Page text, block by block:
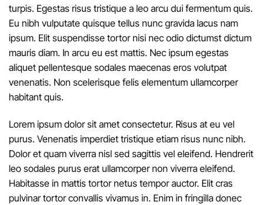
turpis. Egestas risus tristique a leo arcu dui fermentum quis.
Eu nibh vulputate quisque tellus nunc gravida lacus nam
ipsum. Elit suspendisse tortor nisi nec odio dictumst dictum
mauris diam. In arcu eu est mattis. Nec ipsum egestas
aliquet pellentesque sodales maecenas eros volutpat
venenatis. Non scelerisque felis elementum ullamcorper
habitant quis.
Lorem ipsum dolor sit amet consectetur. Risus at eu vel
purus. Venenatis imperdiet tristique etiam risus nunc nibh.
Dolor et quam viverra nisl sed sagittis vel eleifend. Hendrerit
leo sodales purus erat ullamcorper non viverra eleifend.
Habitasse in mattis tortor netus tempor auctor. Elit cras
pulvinar tortor convallis vivamus in. Enim in fringilla donec